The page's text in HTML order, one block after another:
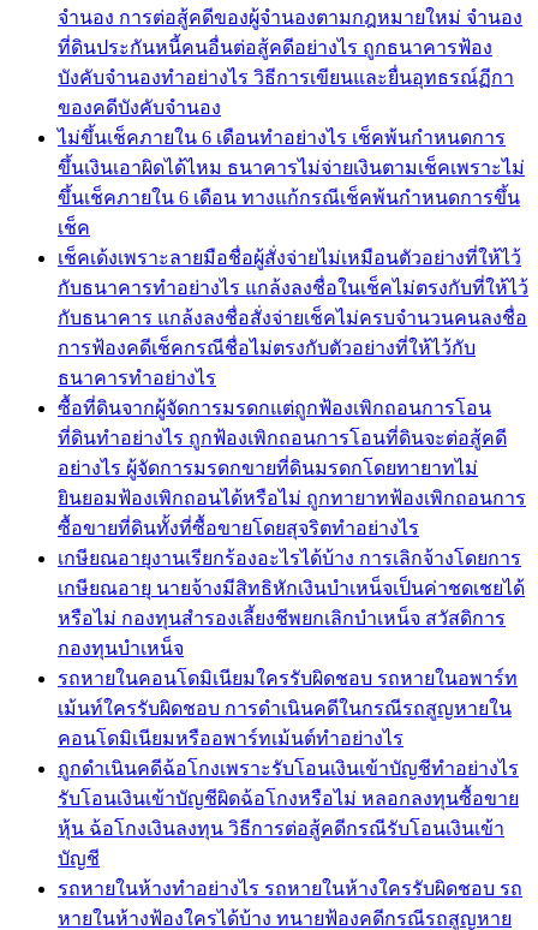
จำนอง การต่อสู้คดีของผู้จำนองตามกฎหมายใหม่ จำนอง
ที่ดินประกันหนี้คนอื่นต่อสู้คดีอย่างไร ถูกธนาคารฟ้อง
บังคับจำนองทำอย่างไร วิธีการเขียนและยื่นอุทธรณ์ฏีกา
ของคดีบังคับจำนอง
ไม่ขึ้นเช็คภายใน 6 เดือนทำอย่างไร เช็คพ้นกำหนดการ
ขึ้นเงินเอาผิดได้ไหม ธนาคารไม่จ่ายเงินตามเช็คเพราะไม่
ขึ้นเช็คภายใน 6 เดือน ทางแก้กรณีเช็คพ้นกำหนดการขึ้น
เช็ค
เช็คเด้งเพราะลายมือชื่อผู้สั่งจ่ายไม่เหมือนตัวอย่างที่ให้ไว้
กับธนาคารทำอย่างไร แกล้งลงชื่อในเช็คไม่ตรงกับที่ให้ไว้
กับธนาคาร แกล้งลงชื่อสั่งจ่ายเช็คไม่ครบจำนวนคนลงชื่อ
การฟ้องคดีเช็คกรณีชื่อไม่ตรงกับตัวอย่างที่ให้ไว้กับ
ธนาคารทำอย่างไร
ซื้อที่ดินจากผู้จัดการมรดกแต่ถูกฟ้องเพิกถอนการโอน
ที่ดินทำอย่างไร ถูกฟ้องเพิกถอนการโอนที่ดินจะต่อสู้คดี
อย่างไร ผู้จัดการมรดกขายที่ดินมรดกโดยทายาทไม่
ยินยอมฟ้องเพิกถอนได้หรือไม่ ถูกทายาทฟ้องเพิกถอนการ
ซื้อขายที่ดินทั้งที่ซื้อขายโดยสุจริตทำอย่างไร
เกษียณอายุงานเรียกร้องอะไรได้บ้าง การเลิกจ้างโดยการ
เกษียณอายุ นายจ้างมีสิทธิหักเงินบำเหน็จเป็นค่าชดเชยได้
หรือไม่ กองทุนสำรองเลี้ยงชีพยกเลิกบำเหน็จ สวัสดิการ
กองทุนบำเหน็จ
รถหายในคอนโดมิเนียมใครรับผิดชอบ รถหายในอพาร์ท
เม้นท์ใครรับผิดชอบ การดำเนินคดีในกรณีรถสูญหายใน
คอนโดมิเนียมหรืออพาร์ทเม้นต์ทำอย่างไร
ถูกดำเนินคดีฉ้อโกงเพราะรับโอนเงินเข้าบัญชีทำอย่างไร
รับโอนเงินเข้าบัญชีผิดฉ้อโกงหรือไม่ หลอกลงทุนซื้อขาย
หุ้น ฉ้อโกงเงินลงทุน วิธีการต่อสู้คดีกรณีรับโอนเงินเข้า
บัญชี
รถหายในห้างทำอย่างไร รถหายในห้างใครรับผิดชอบ รถ
หายในห้างฟ้องใครได้บ้าง ทนายฟ้องคดีกรณีรถสูญหาย